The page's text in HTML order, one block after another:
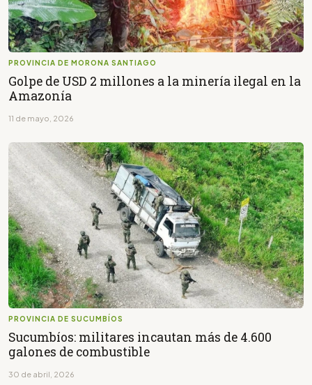
PROVINCIA DE MORONA SANTIAGO
Golpe de USD 2 millones a la minería ilegal en la
Amazonía
11 de mayo, 2026
PROVINCIA DE SUCUMBÍOS
Sucumbíos: militares incautan más de 4.600
galones de combustible
30 de abril, 2026